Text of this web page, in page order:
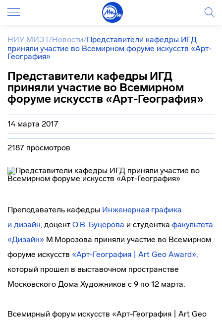
НИУ МИЭТ/Новости/Представители кафедры ИГД
приняли участие во Всемирном форуме искусств «Арт-
География»
Представители кафедры ИГД
приняли участие во Всемирном
форуме искусств «Арт-География»
14 марта 2017
2187 просмотров
Преподаватель кафедры Инженерная графика
и дизайн, доцент О.В. Буцерова и студентка факультета
«Дизайн» М.Морозова приняли участие во Всемирном
форуме искусств «Арт-География | Art Geo Award»,
который прошел в выставочном пространстве
Московского Дома Художников с 9 по 12 марта.
Всемирный форум искусств «Арт-География | Art Geo